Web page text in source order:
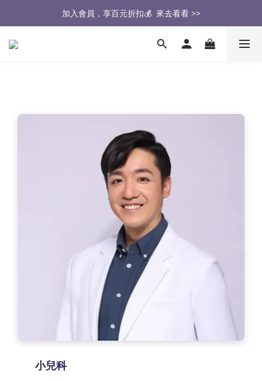
醫生也推薦的專業保潔墊，來去看看 >>
加入會員，享百元折扣💰  來去看看 >>
🔥2026大家最愛的商品🔥   來去看看 >>
小兒科